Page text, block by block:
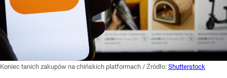
Koniec tanich zakupów na chińskich platformach / Źródło: Shutterstock